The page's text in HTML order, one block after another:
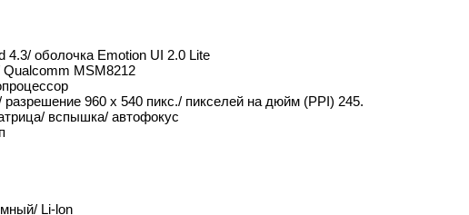
4.3/ оболочка Emotion UI 2.0 Lite
MSM8212
960 x 540 пикс./ пикселей на дюйм (PPI) 245.
вспышка/ автофокус
Li-lon